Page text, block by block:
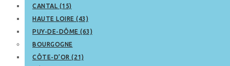
CANTAL (15)
HAUTE LOIRE (43)
PUY-DE-DÔME (63)
BOURGOGNE
CÔTE-D’OR (21)